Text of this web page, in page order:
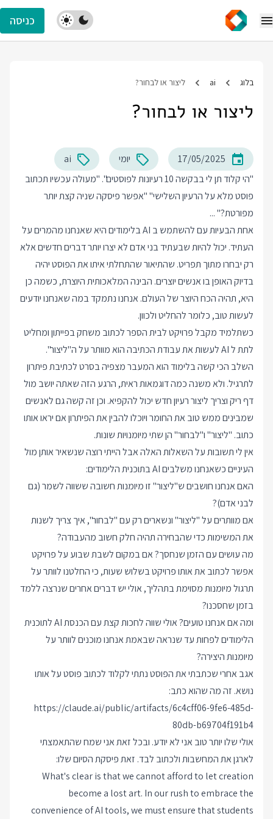
כניסה
בלוג ai ליצור או לבחור?
ליצור או לבחור?
17/05/2025 יומי
ai
"הי קלוד תן לי בבקשה 10 רעיונות לפוסטים". "מעולה עכשיו תכתוב
פוסט מלא על הרעיון השלישי" "אפשר פיסקה שניה קצת יותר
מפורטת?" ...
אחת הבעיות עם להשתמש ב AI בלימודים היא שאנחנו מהמרים על
העתיד. יכול להיות שבעתיד בני אדם לא יצרו יותר דברים חדשים אלא
רק יבחרו מתוך תפריט. שהתיאור שהתחלתי איתו את הפוסט יהיה
בדיוק האופן בו אנשים יוצרים. הבינה המלאכותית היוצרת, כשמה כן
היא, תהיה הכח היוצר של העולם. אנחנו נתמקד במה שאנחנו יודעים
לעשות טוב, כלומר להחליט ולכוון.
כשתלמיד מקבל פרויקט לבית הספר לכתוב משחק בפייתון ומחליט
לתת ל AI לעשות את עבודת הכתיבה הוא מוותר על ה"ליצור".
השלב הכי קשה בלימוד הוא המעבר מצפיה בסרט לכתיבת פיתרון
לתרגיל. ולא משנה כמה דוגמאות ראית, הרגע הזה שאתה יושב מול
דף ריק וצריך ליצור רעיון חדש יכול להקפיא. וכן זה קשה גם לאנשים
שמבינים ממש טוב את החומר ויוכלו להבין את הפיתרון אם יראו אותו
כתוב. "ליצור" ו"לבחור" הן שתי מיומנויות שונות.
אין לי תשובות על השאלות האלה אבל הייתי רוצה שנשאיר אותן מול
העיניים כשאנחנו משלבים AI בתוכנית הלימודים:
האם אנחנו חושבים ש"ליצור" זו מיומנות חשובה ששווה לשמר (גם
לבני אדם)?
אם מוותרים על "ליצור" ונשארים רק עם "לבחור", איך צריך לשנות
את המשימות כדי שהבחירה תהיה חלק חשוב מהעבודה?
מה עושים עם הזמן שנחסך? אם במקום לשבת שבוע על פרויקט
אפשר לכתוב את אותו פרויקט בשלוש שעות, כי החלטנו לוותר על
תרגול מיומנות מסוימת בתהליך, אולי יש דברים אחרים שנרצה ללמד
בזמן שחסכנו?
ומה אם אנחנו טועים? אולי שווה לחכות קצת עם הכנסת AI לתוכנית
הלימודים לפחות עד שנראה שבאמת אנחנו מוכנים לוותר על
מיומנות היצירה?
אגב אחרי שכתבתי את הפוסט נתתי לקלוד לכתוב פוסט על אותו
נושא. זה מה שהוא כתב:
https://claude.ai/public/artifacts/6c4cff06-9fe6-485d-
80db-b69704f191b4
אולי שלו יותר טוב אני לא יודע. ובכל זאת אני שמח שהתאמצתי
לארגן את המחשבות ולכתוב לבד. זאת פיסקת הסיום שלו:
What's clear is that we cannot afford to let creation
become a lost art. In our rush to embrace the
convenience of AI tools, we must ensure that students